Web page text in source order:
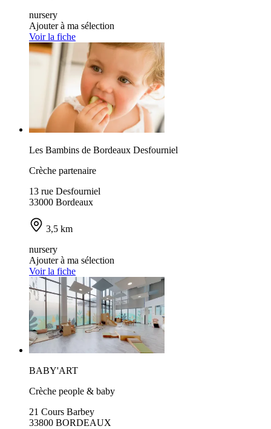
nursery
Ajouter à ma sélection
Voir la fiche
Les Bambins de Bordeaux Desfourniel
Crèche partenaire
13 rue Desfourniel
33000 Bordeaux
3,5 km
nursery
Ajouter à ma sélection
Voir la fiche
BABY'ART
Crèche people & baby
21 Cours Barbey
33800 BORDEAUX